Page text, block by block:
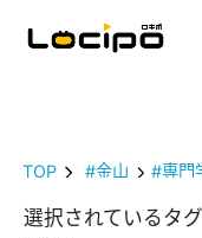
TOP #金山 #専門
選択されているタグ